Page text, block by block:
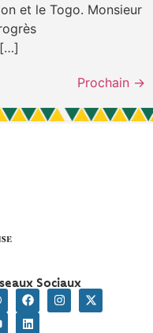
et le Togo. Monsieur
Prochain →
Sociaux